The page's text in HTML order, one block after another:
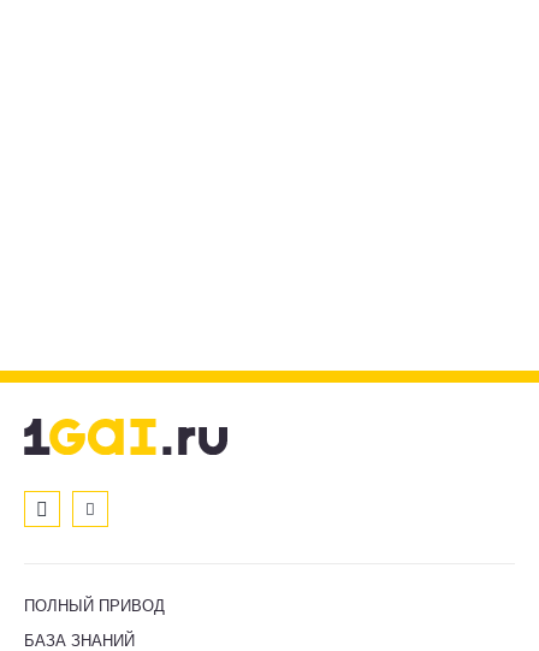
ПОЛНЫЙ ПРИВОД
БАЗА ЗНАНИЙ